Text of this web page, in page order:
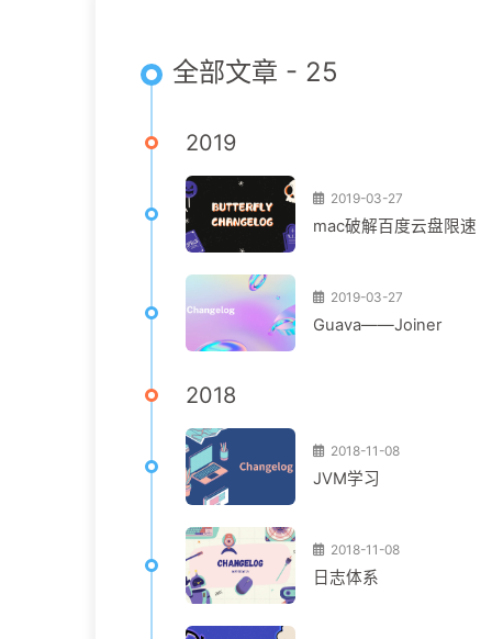
全部文章 - 25
2019
2019-03-27
mac破解百度云盘限速
2019-03-27
Guava——Joiner
2018
2018-11-08
JVM学习
2018-11-08
日志体系